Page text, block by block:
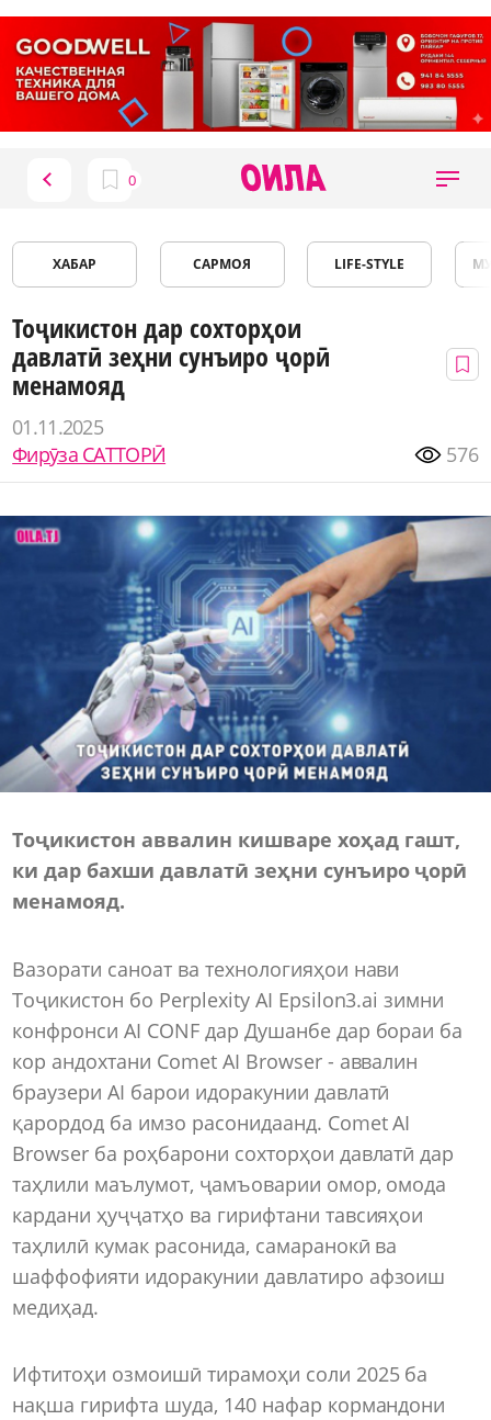
ХАБАР САРМОЯ LIFE-STYLE
Тоҷикистон дар сохторҳои
давлатӣ зеҳни сунъиро ҷорӣ
менамояд
01.11.2025
Фирӯза САТТОРӢ
576
Тоҷикистон аввалин кишваре хоҳад гашт,
ки дар бахши давлатӣ зеҳни сунъиро ҷорӣ
менамояд.
Вазорати саноат ва технологияҳои нави
Тоҷикистон бо Perplexity AI Epsilon3.ai зимни
конфронси AI CONF дар Душанбе дар бораи ба
кор андохтани Comet AI Browser - аввалин
браузери AI барои идоракунии давлатӣ
қарордод ба имзо расонидаанд. Comet AI
Browser ба роҳбарони сохторҳои давлатӣ дар
таҳлили маълумот, ҷамъоварии омор, омода
кардани ҳуҷҷатҳо ва гирифтани тавсияҳои
таҳлилӣ кумак расонида, самаранокӣ ва
шаффофияти идоракунии давлатиро афзоиш
медиҳад.
Ифтитоҳи озмоишӣ тирамоҳи соли 2025 ба
нақша гирифта шуда, 140 нафар кормандони